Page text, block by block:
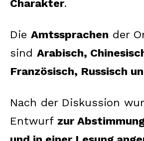
Charakter.
Die Amtssprachen der
sind Arabisch,
Französisch, Russisch
Nach der Diskussion
Entwurf zur